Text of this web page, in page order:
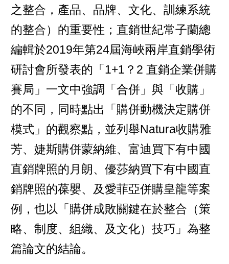
之整合，產品、品牌、文化、訓練系統
的整合）的重要性；直銷世紀常子蘭總
編輯於2019年第24屆海峽兩岸直銷學術
研討會所發表的「1+1？2 直銷企業併購
賽局」一文中強調「合併」與「收購」
的不同，同時點出「購併動機決定購併
模式」的觀察點，並列舉Natura收購雅
芳、婕斯購併蒙納維、富迪買下有中國
直銷牌照的月朗、優莎納買下有中國直
銷牌照的葆嬰、及愛菲亞併購皇龍等案
例，也以「購併成敗關鍵在於整合（策
略、制度、組織、及文化）技巧」為整
篇論文的結論。